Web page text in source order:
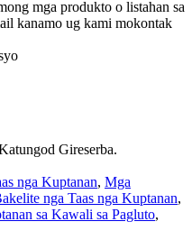
mga produkto o listahan sa
kanamo ug kami mokontak
Gireserba.
nga Kuptanan, Mga
nga Taas nga Kuptanan,
sa Kawali sa Pagluto,